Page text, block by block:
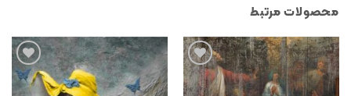
محصولات مرتبط
Add to
wishlist
Add to
wishlist